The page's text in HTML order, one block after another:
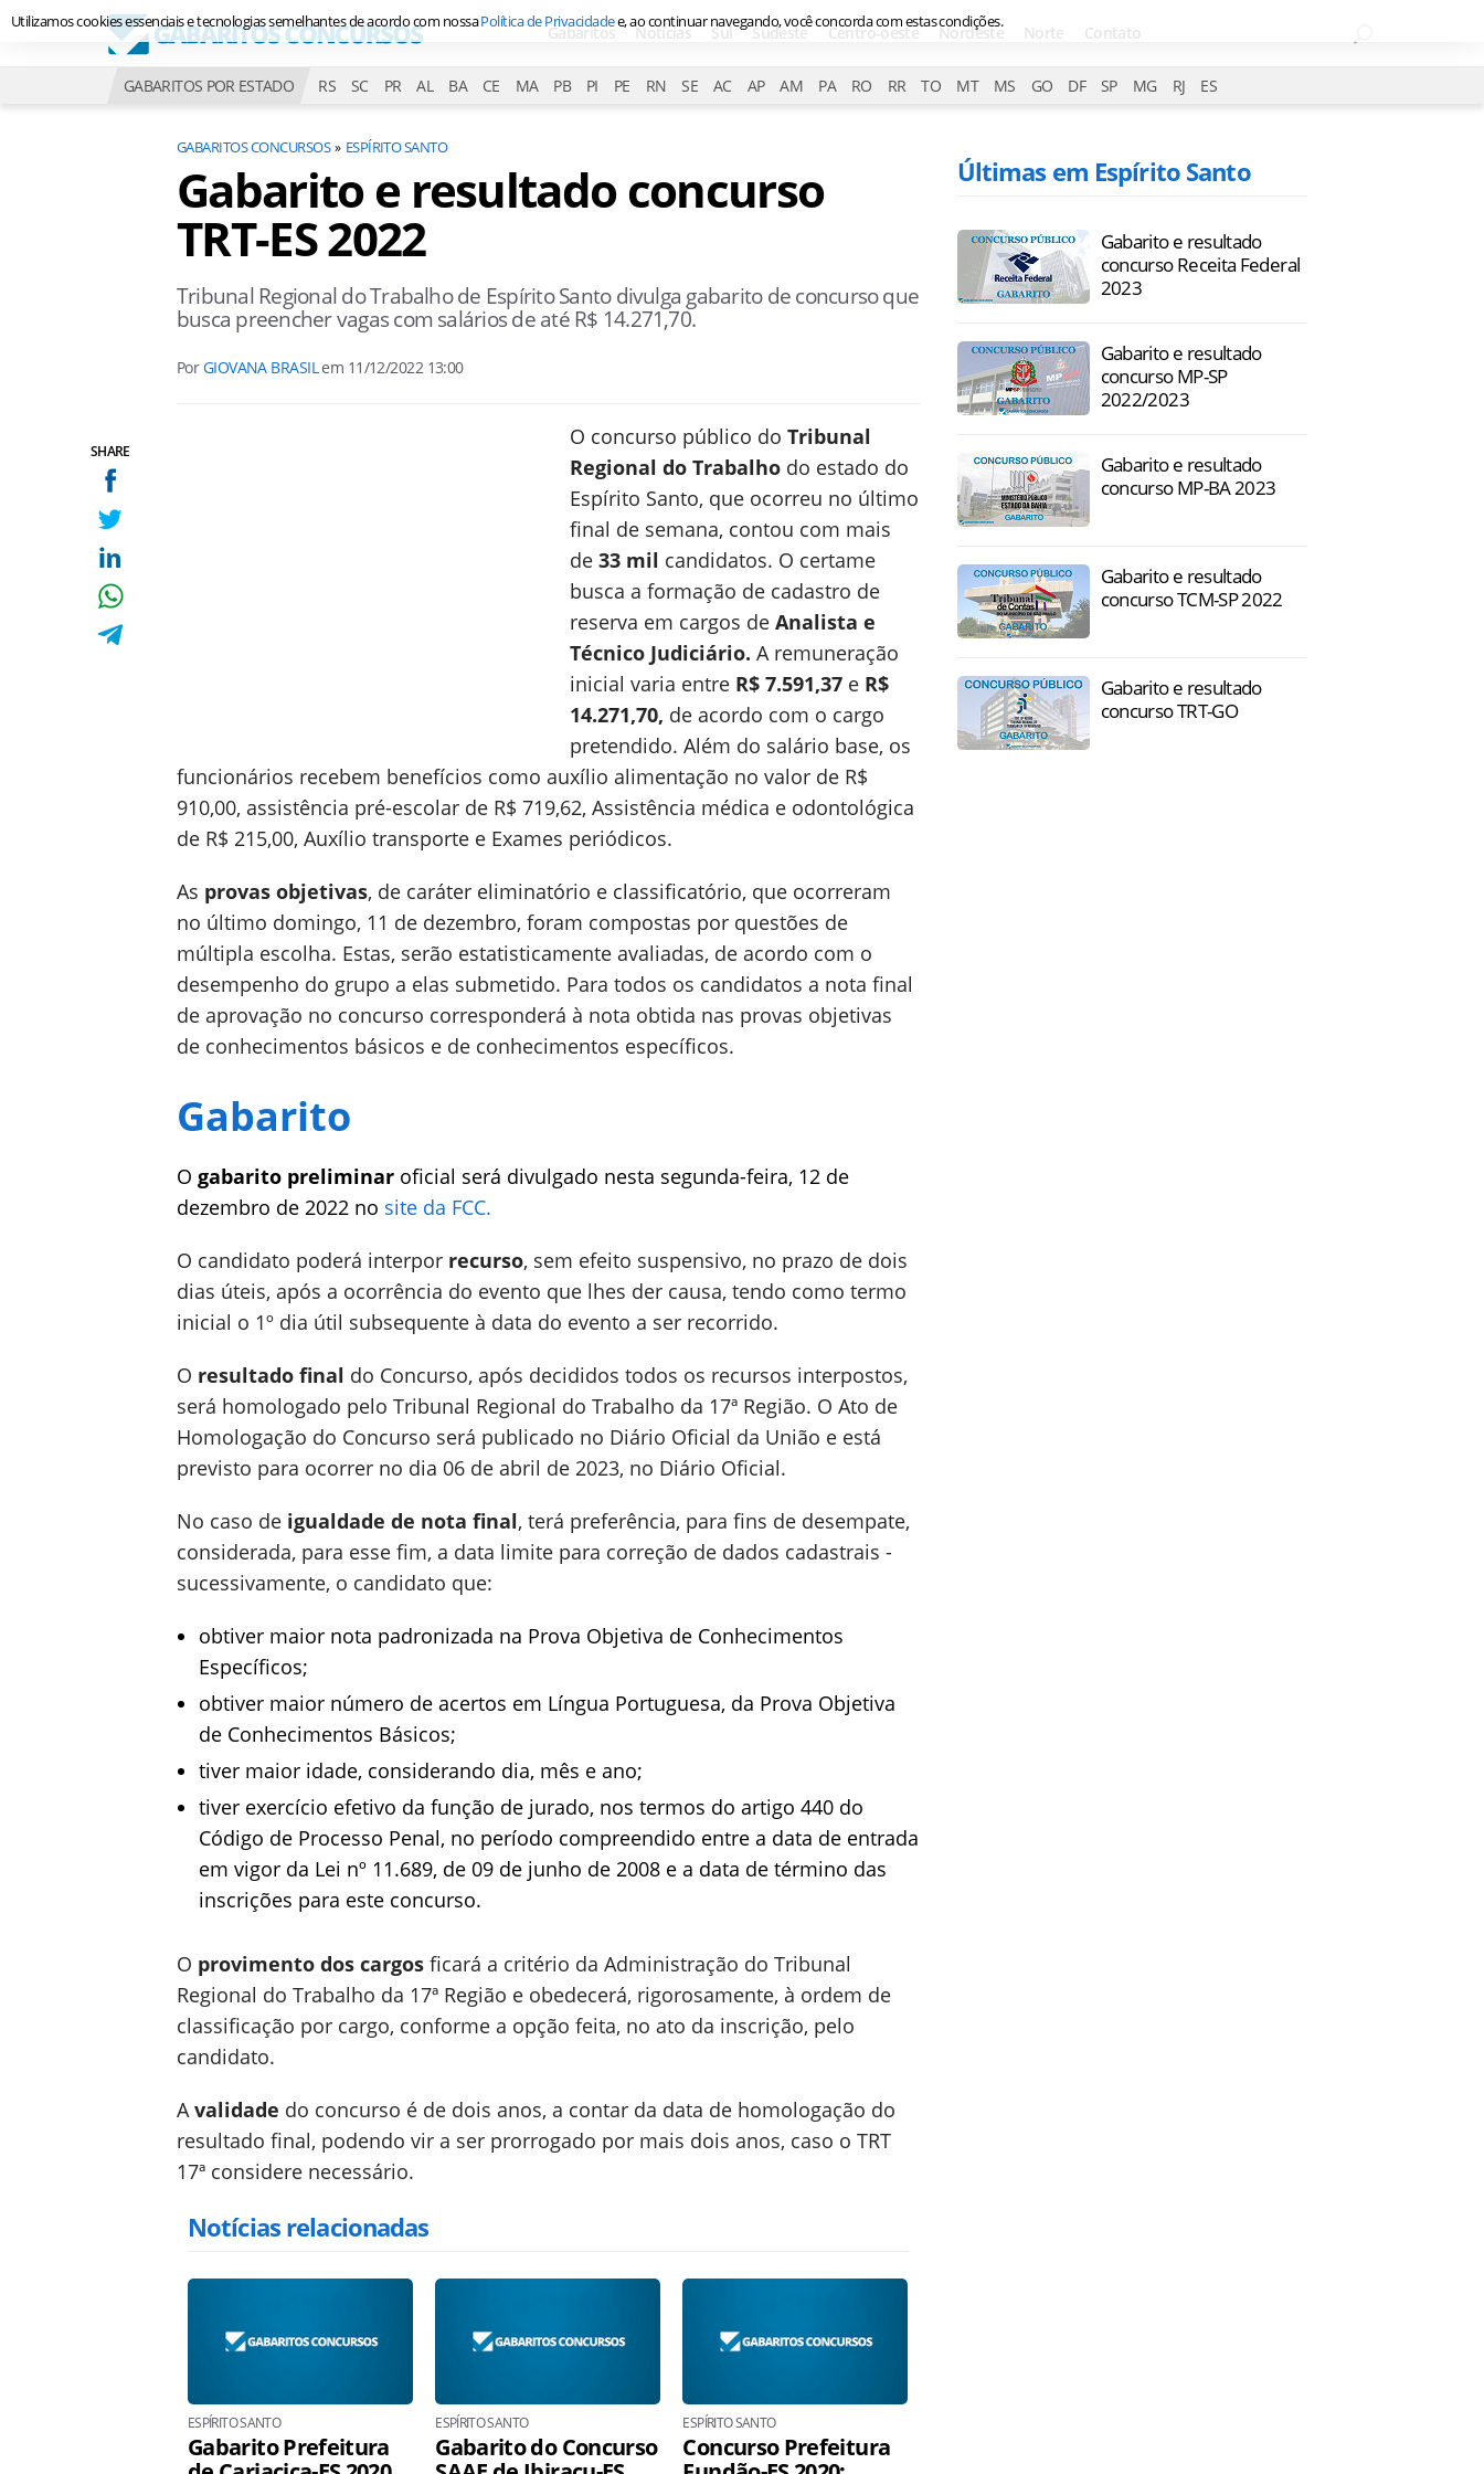
Gabaritos Notícias Sul Sudeste Centro-oeste Nordeste Norte Contato
GABARITOS POR ESTADO RS SC PR AL BA CE MA PB PI PE RN SE AC AP AM PA RO RR TO MT MS GO DF SP MG RJ ES
SHARE
GABARITOS CONCURSOS ESPÍRITO SANTO
Gabarito e resultado concurso
TRT-ES 2022
Tribunal Regional do Trabalho de Espírito Santo divulga gabarito de concurso que
busca preencher vagas com salários de até R$ 14.271,70.
PorGIOVANA BRASILem 11/12/2022 13:00
O concurso público do Tribunal
Regional do Trabalho do estado do
Espírito Santo, que ocorreu no último
final de semana, contou com mais
de 33 mil candidatos. O certame
busca a formação de cadastro de
reserva em cargos de Analista e
Técnico Judiciário. A remuneração
inicial varia entre R$ 7.591,37 e R$
14.271,70, de acordo com o cargo
pretendido. Além do salário base, os
funcionários recebem benefícios como auxílio alimentação no valor de R$
910,00, assistência pré-escolar de R$ 719,62, Assistência médica e odontológica
de R$ 215,00, Auxílio transporte e Exames periódicos.
As provas objetivas, de caráter eliminatório e classificatório, que ocorreram
no último domingo, 11 de dezembro, foram compostas por questões de
múltipla escolha. Estas, serão estatisticamente avaliadas, de acordo com o
desempenho do grupo a elas submetido. Para todos os candidatos a nota final
de aprovação no concurso corresponderá à nota obtida nas provas objetivas
de conhecimentos básicos e de conhecimentos específicos.
Gabarito
O gabarito preliminar oficial será divulgado nesta segunda-feira, 12 de
dezembro de 2022 no site da FCC.
O candidato poderá interpor recurso, sem efeito suspensivo, no prazo de dois
dias úteis, após a ocorrência do evento que lhes der causa, tendo como termo
inicial o 1º dia útil subsequente à data do evento a ser recorrido.
O resultado final do Concurso, após decididos todos os recursos interpostos,
será homologado pelo Tribunal Regional do Trabalho da 17ª Região. O Ato de
Homologação do Concurso será publicado no Diário Oficial da União e está
previsto para ocorrer no dia 06 de abril de 2023, no Diário Oficial.
No caso de igualdade de nota final, terá preferência, para fins de desempate,
considerada, para esse fim, a data limite para correção de dados cadastrais -
sucessivamente, o candidato que:
obtiver maior nota padronizada na Prova Objetiva de Conhecimentos
Específicos;
obtiver maior número de acertos em Língua Portuguesa, da Prova Objetiva
de Conhecimentos Básicos;
tiver maior idade, considerando dia, mês e ano;
tiver exercício efetivo da função de jurado, nos termos do artigo 440 do
Código de Processo Penal, no período compreendido entre a data de entrada
em vigor da Lei nº 11.689, de 09 de junho de 2008 e a data de término das
inscrições para este concurso.
O provimento dos cargos ficará a critério da Administração do Tribunal
Regional do Trabalho da 17ª Região e obedecerá, rigorosamente, à ordem de
classificação por cargo, conforme a opção feita, no ato da inscrição, pelo
candidato.
Avalidade do concurso é de dois anos, a contar da data de homologação do
resultado final, podendo vir a ser prorrogado por mais dois anos, caso o TRT
17ª considere necessário.
Notícias relacionadas
ESPÍRITO SANTO
Gabarito Prefeitura
ESPÍRITO SANTO
Gabarito do Concurso
ESPÍRITO SANTO
Concurso Prefeitura
Últimas em Espírito Santo
Gabarito e resultado
concurso Receita Federal
2023
Gabarito e resultado
concurso MP-SP
2022/2023
Gabarito e resultado
concurso MP-BA 2023
Gabarito e resultado
concurso TCM-SP 2022
Gabarito e resultado
concurso TRT-GO
Utilizamos cookies essenciais e tecnologias semelhantes de acordo com nossaPolítica de Privacidadee, ao continuar navegando, você concorda com estas condições.